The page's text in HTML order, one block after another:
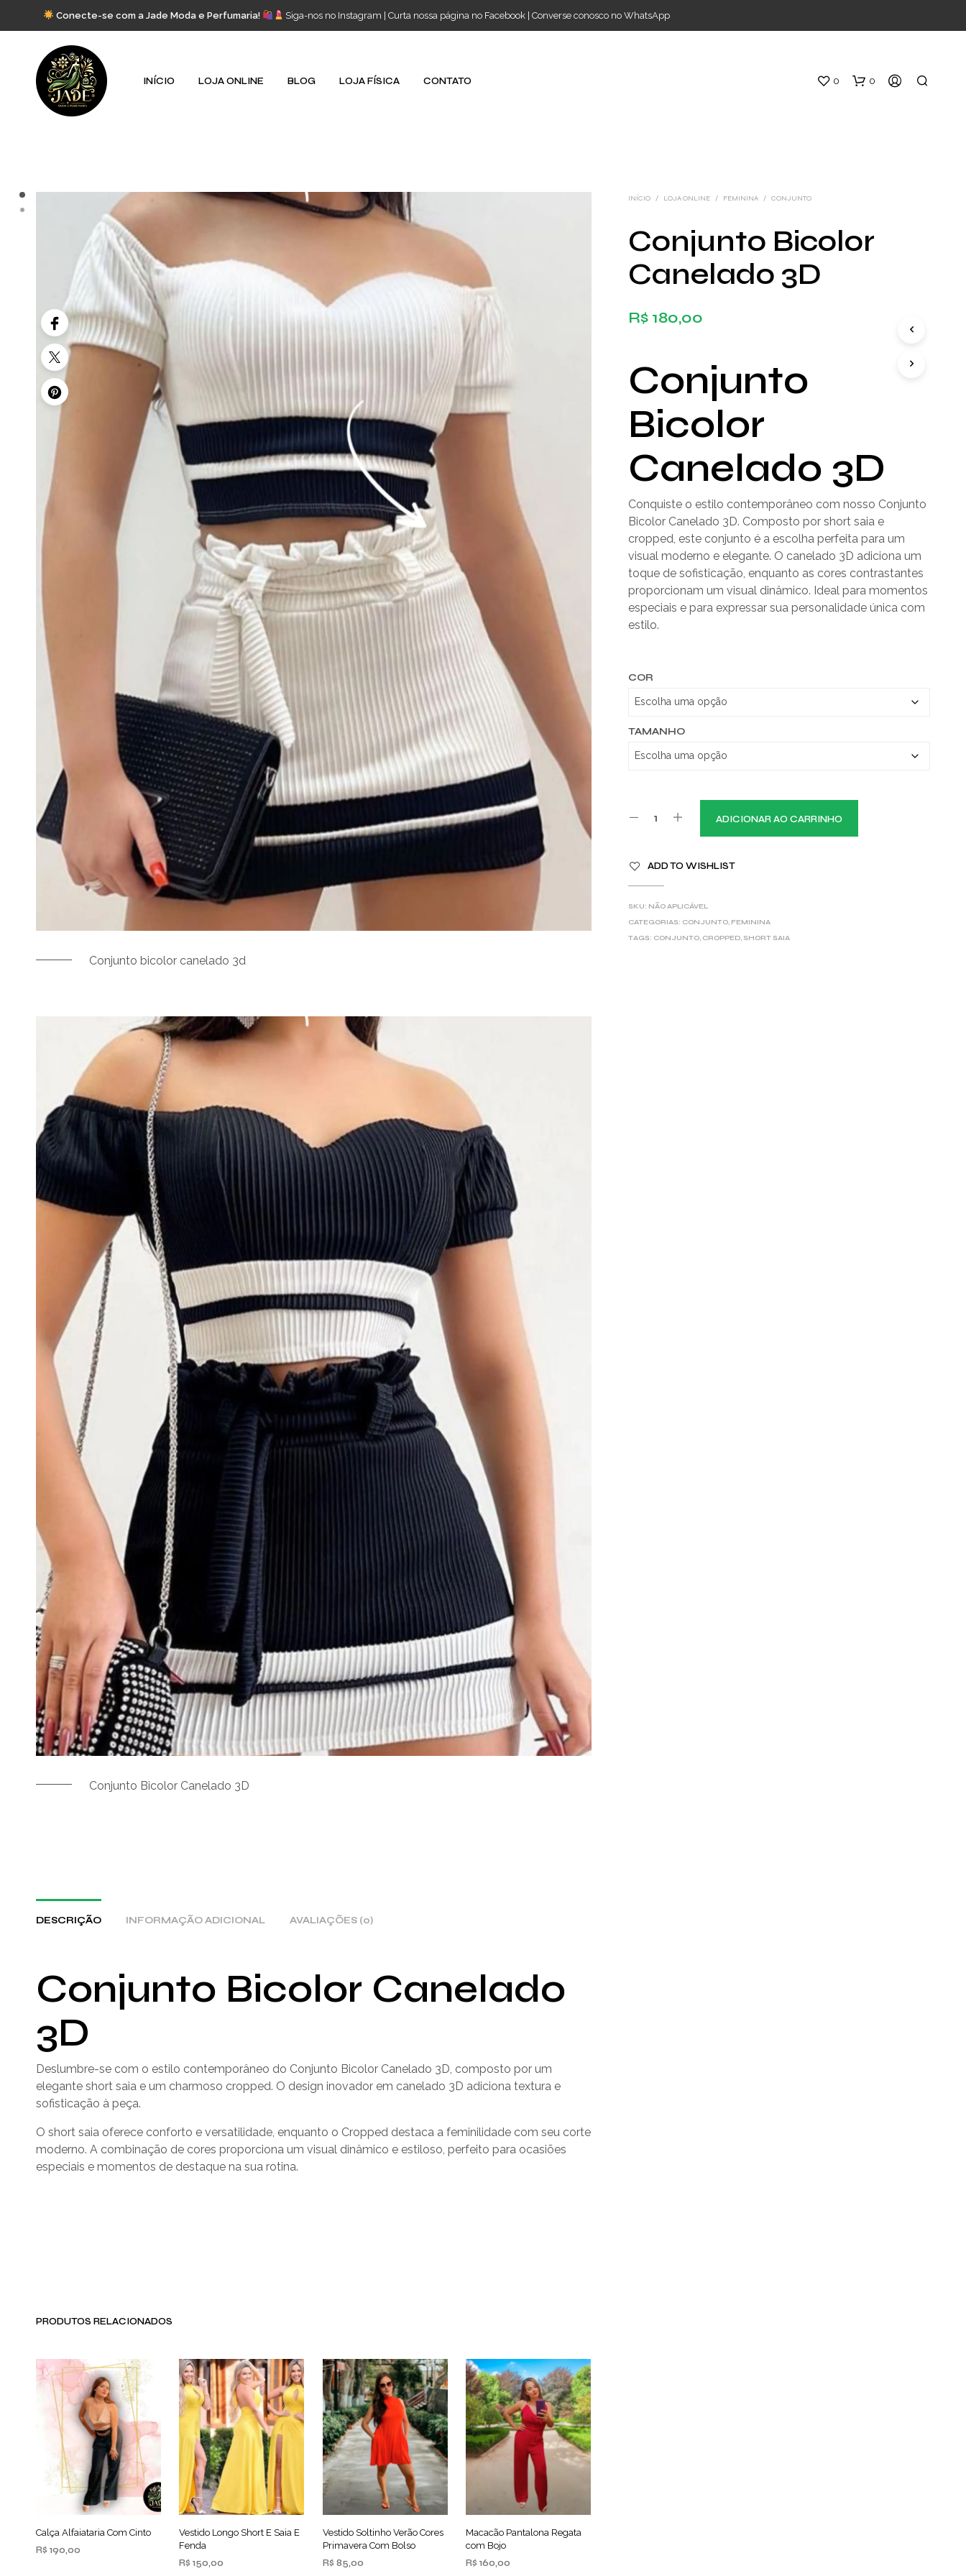
Conecte-se com a Jade Moda e Perfumaria! Siga-nos no Instagram |Curta nossa página no Facebook |Converse conosco no WhatsApp
INÍCIO LOJA ONLINE BLOG LOJA FÍSICA CONTATO 0 0
I
H
O
.
Conjunto bicolor canelado 3d
Conjunto Bicolor Canelado 3D
INÍCIO / LOJA ONLINE / FEMININA / CONJUNTO
Conjunto Bicolor
Canelado 3D
R$180,00
Conjunto
Bicolor
Canelado 3D
Conquiste o estilo contemporâneo com nosso Conjunto
Bicolor Canelado 3D. Composto por short saia e
cropped, este conjunto é a escolha perfeita para um
visual moderno e elegante. O canelado 3D adiciona um
toque de sofisticação, enquanto as cores contrastantes
proporcionam um visual dinâmico. Ideal para momentos
especiais e para expressar sua personalidade única com
estilo.
COR
TAMANHO
ADICIONAR AO CARRINHO
ADD TO WISHLIST
SKU: NÃO APLICÁVEL
CATEGORIAS: CONJUNTO, FEMININA
TAGS: CONJUNTO, CROPPED, SHORT SAIA
DESCRIÇÃO INFORMAÇÃO ADICIONAL AVALIAÇÕES (0)
Conjunto Bicolor Canelado
3D
Deslumbre-se com o estilo contemporâneo do Conjunto Bicolor Canelado 3D, composto por um
elegante short saia e um charmoso cropped. O design inovador em canelado 3D adiciona textura e
sofisticação à peça.
O short saia oferece conforto e versatilidade, enquanto o Cropped destaca a feminilidade com seu corte
moderno. A combinação de cores proporciona um visual dinâmico e estiloso, perfeito para ocasiões
especiais e momentos de destaque na sua rotina.
PRODUTOS RELACIONADOS
Calça Alfaiataria Com Cinto
R$ 190,00
Vestido Longo Short E Saia E
Fenda
R$ 150,00
Vestido Soltinho Verão Cores
Primavera Com Bolso
R$ 85,00
Macacão Pantalona Regata
com Bojo
R$ 160,00